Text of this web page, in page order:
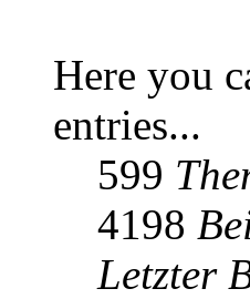
Here you
entries...
599
4198
Letzter